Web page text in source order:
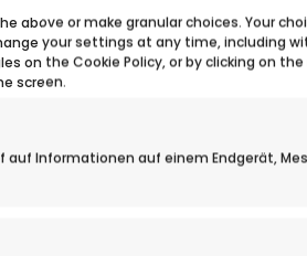
above or make granular choices. Your
your settings at any time, including
on the Cookie Policy, or by clicking on
screen.
auf Informationen auf einem Endgerät,